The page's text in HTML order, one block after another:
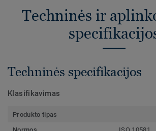
Techninės ir
Techninės specifikacijos
Klasifikavimas
Produkto tipas